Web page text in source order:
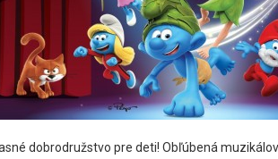
dobrodružstvo pre deti! Obľúbená